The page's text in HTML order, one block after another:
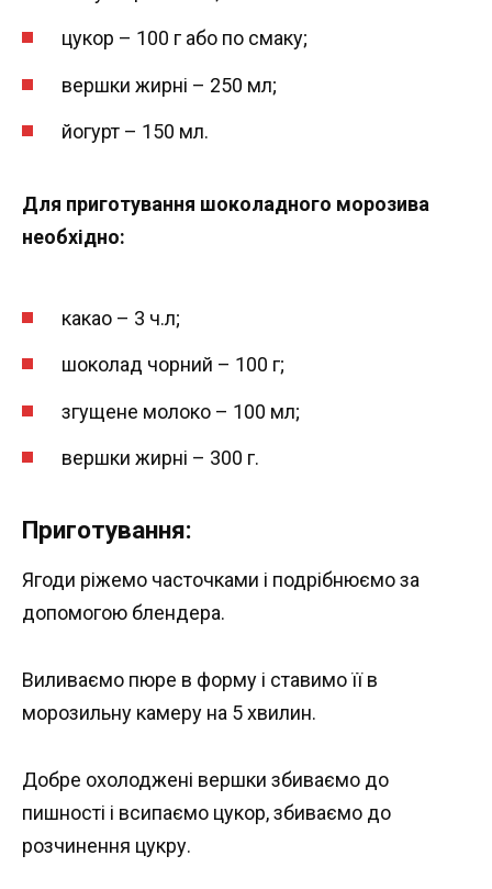
цукор – 100 г або по смаку;
вершки жирні – 250 мл;
йогурт – 150 мл.
Для приготування шоколадного морозива
необхідно:
какао – 3 ч.л;
шоколад чорний – 100 г;
згущене молоко – 100 мл;
вершки жирні – 300 г.
Приготування:
Ягоди ріжемо часточками і подрібнюємо за
допомогою блендера.
Виливаємо пюре в форму і ставимо її в
морозильну камеру на 5 хвилин.
Добре охолоджені вершки збиваємо до
пишності і всипаємо цукор, збиваємо до
розчинення цукру.